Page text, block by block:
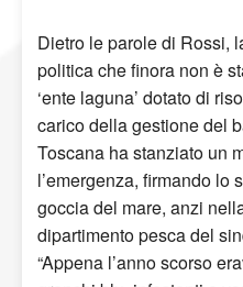
Dietro le parole di Rossi,
politica che finora non è
‘ente laguna’ dotato di
carico della gestione del
Toscana ha stanziato un
l’emergenza, firmando lo
goccia del mare, anzi
dipartimento pesca del
“Appena l’anno scorso